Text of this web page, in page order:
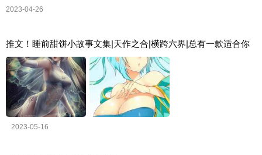
2023-04-26
推文！睡前甜饼小故事文集|天作之合|横跨六界|总有一款适合你
2023-05-16